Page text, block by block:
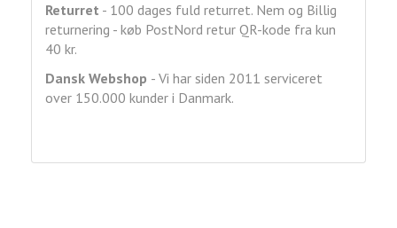
Returret - 100 dages fuld returret. Nem og Billig
returnering - køb PostNord retur QR-kode fra kun
40 kr.
Dansk Webshop - Vi har siden 2011 serviceret
over 150.000 kunder i Danmark.